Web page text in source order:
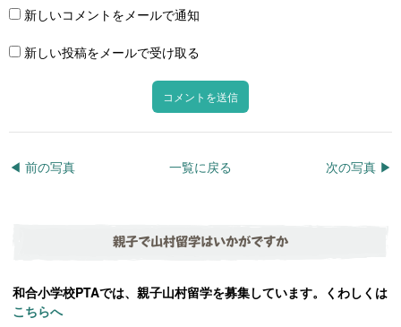
新しいコメントをメールで通知
新しい投稿をメールで受け取る
◀︎ 前の写真 次の写真 ▶︎
一覧に戻る
親子で山村留学はいかがですか
和合小学校PTAでは、親子山村留学を募集しています。くわしくは
こちらへ